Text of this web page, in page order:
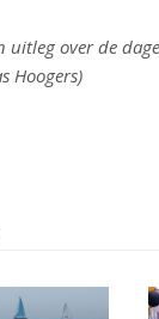
over de
Hoogers)